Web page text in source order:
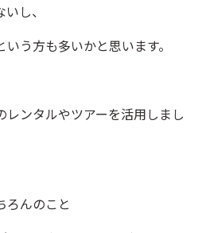
し、
う方も多いかと思います。
レンタルやツアーを活用しまし
ろんのこと